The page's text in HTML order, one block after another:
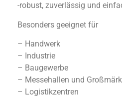
-robust, zuverlässig und
Besonders geeignet für
– Handwerk
– Industrie
– Baugewerbe
– Messehallen und
– Logistikzentren